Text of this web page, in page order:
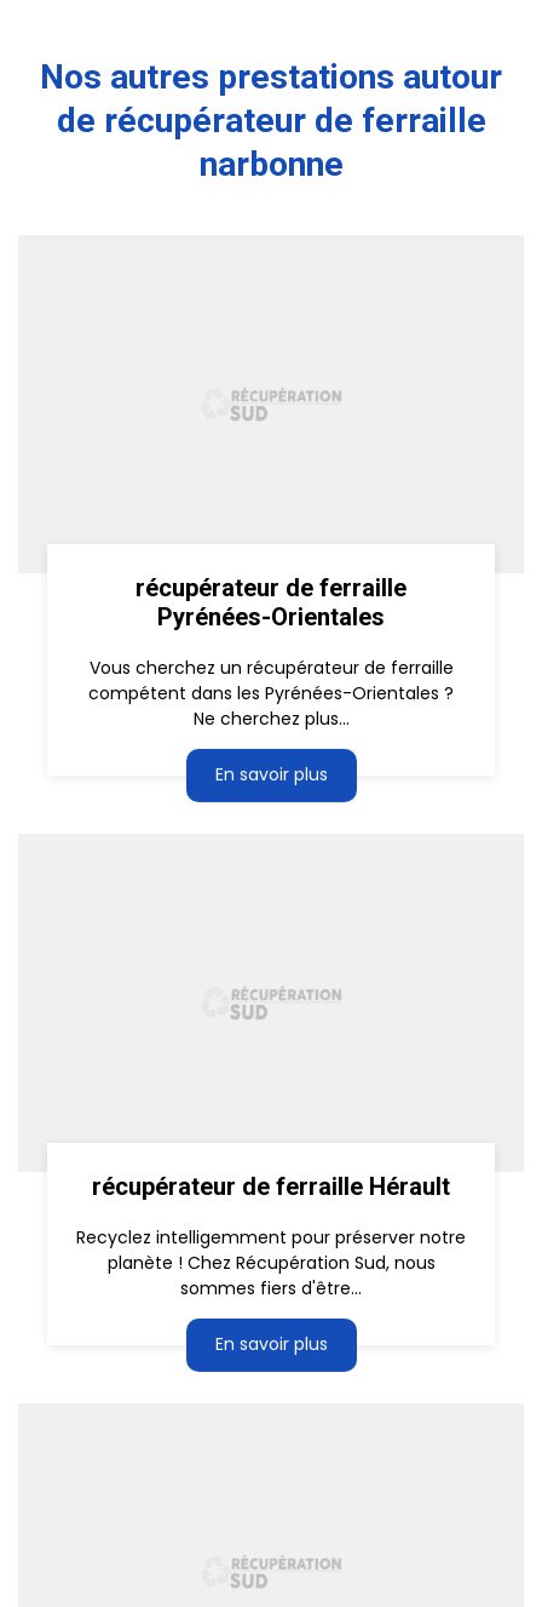
Nos autres prestations autour
de récupérateur de ferraille
narbonne
récupérateur de ferraille
Pyrénées-Orientales
Vous cherchez un récupérateur de ferraille
compétent dans les Pyrénées-Orientales ?
Ne cherchez plus...
En savoir plus
récupérateur de ferraille Hérault
Recyclez intelligemment pour préserver notre
planète ! Chez Récupération Sud, nous
sommes fiers d'être...
En savoir plus